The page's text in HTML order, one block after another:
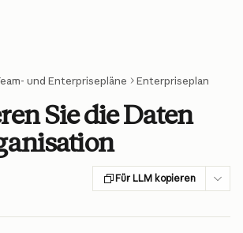
und Enterprisepläne Enterpriseplan
Sie die Daten
Für LLM kopieren